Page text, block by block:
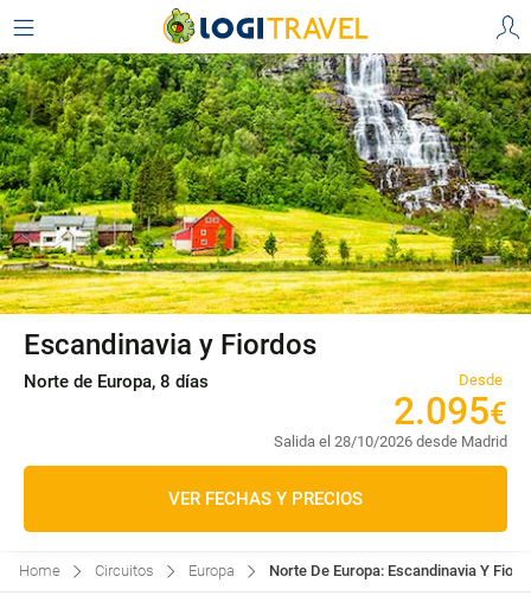
Escandinavia y Fiordos
Norte de Europa, 8 días Desde
2.095€
Salida el 28/10/2026 desde Madrid
VER FECHAS Y PRECIOS
Home Circuitos Europa Norte De Europa: Escandinavia Y